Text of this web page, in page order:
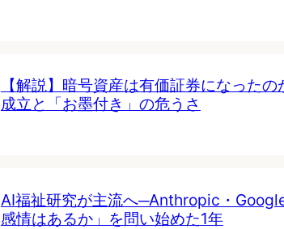
【解説】暗号資産は有価証券になった
成立と「お墨付き」の危うさ
AI福祉研究が主流へ─Anthropic・
感情はあるか」を問い始めた1年